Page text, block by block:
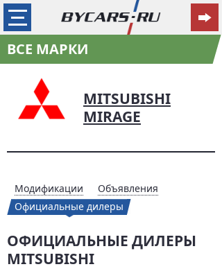
ВСЕ МАРКИ
MITSUBISHI
MIRAGE
Модификации
Объявления
Официальные дилеры
ОФИЦИАЛЬНЫЕ ДИЛЕРЫ
MITSUBISHI